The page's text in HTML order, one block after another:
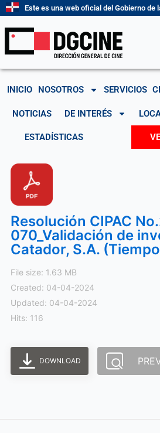
contenido
Este es una web oficial del Gobierno de
INICIO NOSOTROS SERVICIOS
NOTICIAS DE INTERÉS
ESTADÍSTICAS
Resolución CIPAC
070_Validación de
Catador, S.A.
File size: 1.63 MB
Created: 04-04-2024
Updated: 04-04-2024
Hits: 116
DOWNLOAD